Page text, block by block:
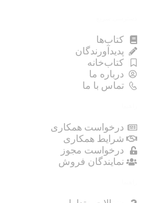
کتاب‌ها
پدیدآورندگان
کتاب‌خانه
درباره ما
تماس با ما
درخواست همکاری
شرایط همکاری
درخواست مجوز
نمایندگان فروش